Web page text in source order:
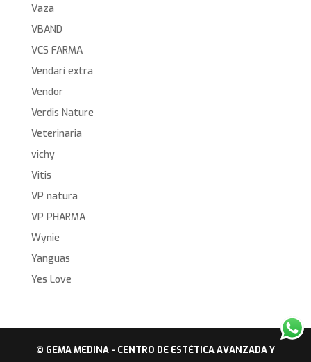
Vaza
VBAND
VCS FARMA
Vendarí extra
Vendor
Verdis Nature
Veterinaria
vichy
Vitis
VP natura
VP PHARMA
Wynie
Yanguas
Yes Love
© GEMA MEDINA - CENTRO DE ESTÉTICA AVANZADA Y